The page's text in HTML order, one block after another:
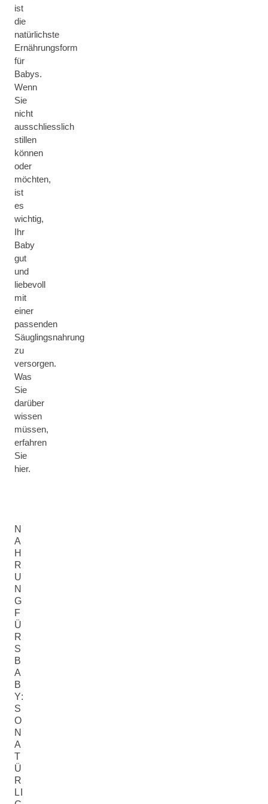
ist
die
natürlichste
Ernährungsform
für
Babys.
Wenn
Sie
nicht
ausschliesslich
stillen
können
oder
möchten,
ist
es
wichtig,
Ihr
Baby
gut
und
liebevoll
mit
einer
passenden
Säuglingsnahrung
zu
versorgen.
Was
Sie
darüber
wissen
müssen,
erfahren
Sie
hier.
N
A
H
R
U
N
G
F
Ü
R
S
B
A
B
Y:
S
O
N
A
T
Ü
R
LI